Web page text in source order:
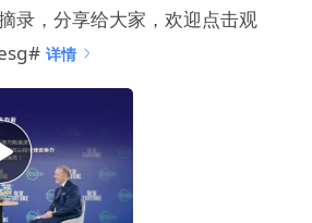
录，分享给大家，欢迎点击观
详情